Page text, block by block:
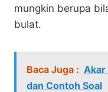
mungkin berupa
bulat.
Baca Juga : Akar
dan Contoh Soal